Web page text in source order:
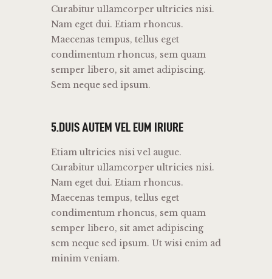
Curabitur ullamcorper ultricies nisi.
Nam eget dui. Etiam rhoncus.
Maecenas tempus, tellus eget
condimentum rhoncus, sem quam
semper libero, sit amet adipiscing.
Sem neque sed ipsum.
5.DUIS AUTEM VEL EUM IRIURE
Etiam ultricies nisi vel augue.
Curabitur ullamcorper ultricies nisi.
Nam eget dui. Etiam rhoncus.
Maecenas tempus, tellus eget
condimentum rhoncus, sem quam
semper libero, sit amet adipiscing
sem neque sed ipsum. Ut wisi enim ad
minim veniam.